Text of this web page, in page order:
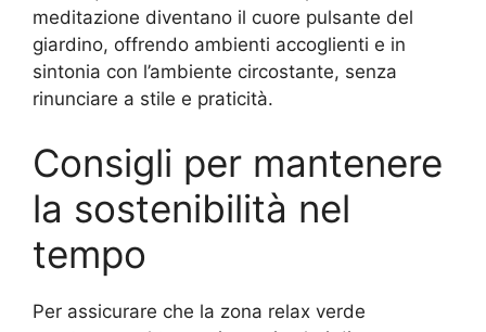
meditazione diventano il cuore pulsante del
giardino, offrendo ambienti accoglienti e in
sintonia con l’ambiente circostante, senza
rinunciare a stile e praticità.
Consigli per mantenere
la sostenibilità nel
tempo
Per assicurare che la zona relax verde